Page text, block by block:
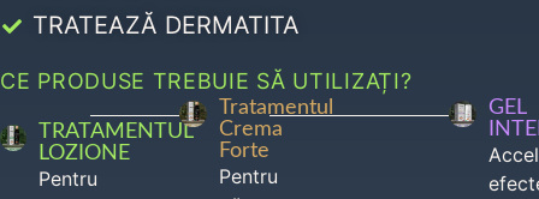
TRATEAZĂ DERMATITA
CE PRODUSE TREBUIE SĂ UTILIZAȚI?
TRATAMENTUL
LOZIONE
Pentru
Tratamentul
Crema
Forte
Pentru
GEL